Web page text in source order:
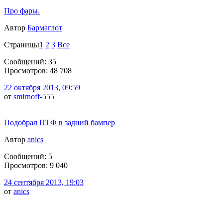
Про фары.
Автор Бармаглот
Страницы1 2 3 Все
Сообщений: 35
Просмотров: 48 708
22 октября 2013, 09:59
от smirnoff-555
Подобрал ПТФ в задний бампер
Автор anics
Сообщений: 5
Просмотров: 9 040
24 сентября 2013, 19:03
от anics